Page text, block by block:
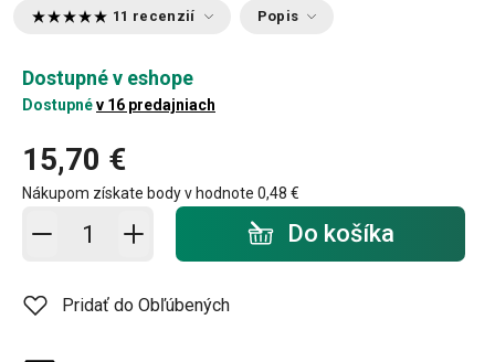
11 recenzií Popis
Dostupné v eshope
Dostupnév 16 predajniach
15,70 €
Nákupom získate body v hodnote 0,48 €
Pridať do košíka - počet Do košíka
Pridať do Obľúbených